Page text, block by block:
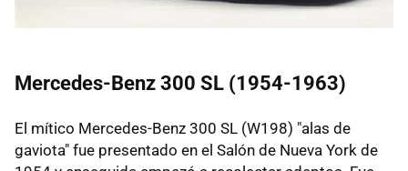
Mercedes-Benz 300 SL (1954-1963)
El mítico Mercedes-Benz 300 SL (W198) "alas de
gaviota" fue presentado en el Salón de Nueva York de